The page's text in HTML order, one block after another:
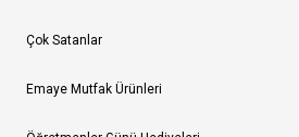
Çok Satanlar
Emaye Mutfak Ürünleri